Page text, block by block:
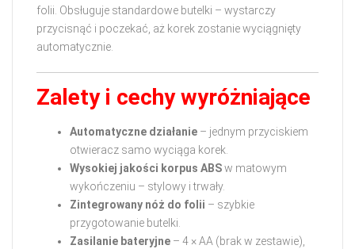
folii. Obsługuje standardowe butelki – wystarczy
przycisnąć i poczekać, aż korek zostanie wyciągnięty
automatycznie.
Zalety i cechy wyróżniające
Automatyczne działanie – jednym przyciskiem
otwieracz samo wyciąga korek.
Wysokiej jakości korpus ABSw matowym
wykończeniu – stylowy i trwały.
Zintegrowany nóż do folii – szybkie
przygotowanie butelki.
Zasilanie bateryjne – 4 × AA (brak w zestawie),